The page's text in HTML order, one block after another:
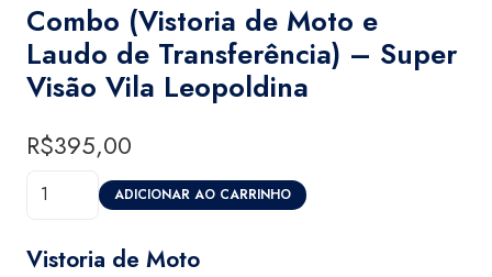
Combo (Vistoria de Moto e
Laudo de Transferência) – Super
Visão Vila Leopoldina
R$395,00
Combo
de
ADICIONAR AO CARRINHO
Vistoria de Moto